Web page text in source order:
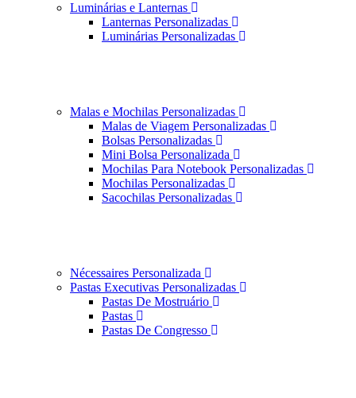
Luminárias e Lanternas
Lanternas Personalizadas
Luminárias Personalizadas
Malas e Mochilas Personalizadas
Malas de Viagem Personalizadas
Bolsas Personalizadas
Mini Bolsa Personalizada
Mochilas Para Notebook Personalizadas
Mochilas Personalizadas
Sacochilas Personalizadas
Nécessaires Personalizada
Pastas Executivas Personalizadas
Pastas De Mostruário
Pastas
Pastas De Congresso